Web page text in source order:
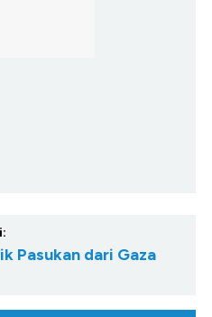
Pasukan dari Gaza